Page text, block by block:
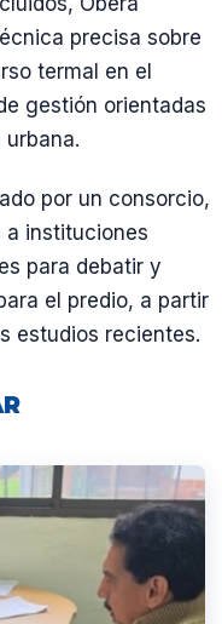
precisa sobre
termal en el
gestión orientadas
por un consorcio,
a instituciones
para debatir y
el predio, a partir
estudios recientes.